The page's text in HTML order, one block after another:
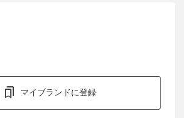
マイブランドに登録